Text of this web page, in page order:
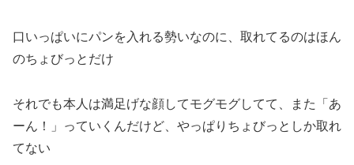
口いっぱいにパンを入れる勢いなのに、取れてるのはほん
のちょびっとだけ
それでも本人は満足げな顔してモグモグしてて、また「あ
ーん！」っていくんだけど、やっぱりちょびっとしか取れ
てない